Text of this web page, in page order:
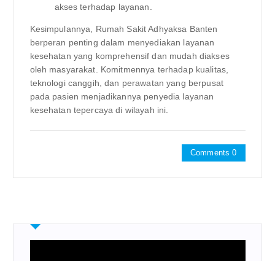
akses terhadap layanan.
Kesimpulannya, Rumah Sakit Adhyaksa Banten
berperan penting dalam menyediakan layanan
kesehatan yang komprehensif dan mudah diakses
oleh masyarakat. Komitmennya terhadap kualitas,
teknologi canggih, dan perawatan yang berpusat
pada pasien menjadikannya penyedia layanan
kesehatan tepercaya di wilayah ini.
Comments 0